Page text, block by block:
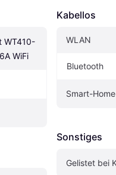
WT410-
WiFi
Kabellos
WLAN
Bluetooth
Smart-
Sonstiges
Gelistet bei